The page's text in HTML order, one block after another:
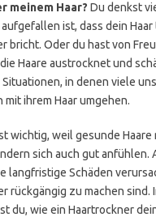
meinem Haar? Du denkst
ist, dass dein
bricht. Oder du hast von
Haare austrocknet und
in denen viele
mit ihrem Haar umgehen.
wichtig, weil gesunde
sich auch gut anfühlen.
langfristige Schäden
rückgängig zu machen sind.
du, wie ein Haartrockner